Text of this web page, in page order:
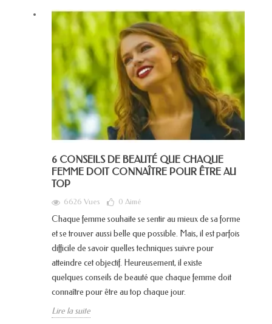
6 CONSEILS DE BEAUTÉ QUE CHAQUE
FEMME DOIT CONNAÎTRE POUR ÊTRE AU
TOP
6626 Vues 0 Aimé
Chaque femme souhaite se sentir au mieux de sa forme
et se trouver aussi belle que possible. Mais, il est parfois
difficile de savoir quelles techniques suivre pour
atteindre cet objectif. Heureusement, il existe
quelques conseils de beauté que chaque femme doit
connaître pour être au top chaque jour.
Lire la suite